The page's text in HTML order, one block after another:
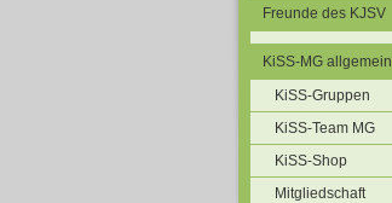
Freunde des KJSV
KiSS-MG allgemein
KiSS-Gruppen
KiSS-Team MG
KiSS-Shop
Mitgliedschaft